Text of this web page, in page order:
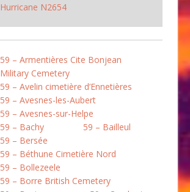
Hurricane N2654
59 – Armentières Cite Bonjean
Military Cemetery
59 – Avelin cimetière d’Ennetières
59 – Avesnes-les-Aubert
59 – Avesnes-sur-Helpe
59 – Bachy
59 – Bailleul
59 – Bersée
59 – Béthune Cimetière Nord
59 – Bollezeele
59 – Borre British Cemetery